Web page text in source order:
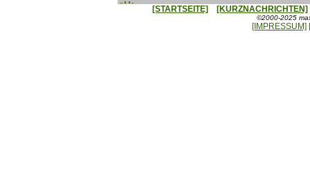
[STARTSEITE] [KURZNACHRICHTEN]
©2000-2025
[IMPRESSUM]